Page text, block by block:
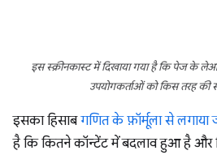
इस स्क्रीनकास्ट में दिखाया गया है कि पेज के
उपयोगकर्ताओं को किस तरह की
इसका हिसाबगणित के फ़ॉर्मूला से लगाया
है कि कितने कॉन्टेंट में बदलाव हुआ है और